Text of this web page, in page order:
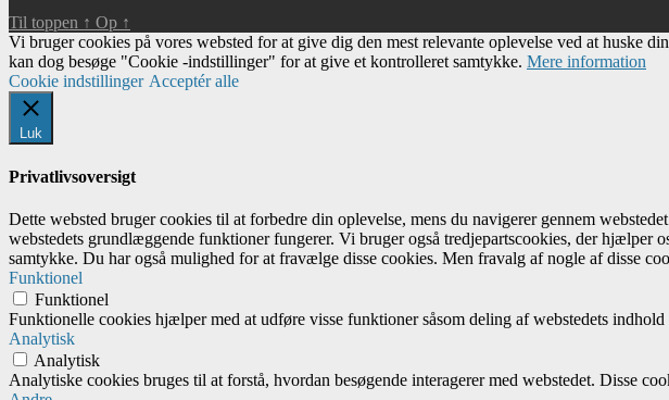
Til toppen ↑ Op ↑
Vi bruger cookies på vores websted for at give dig den mest relevante oplevelse ved at huske
kan dog besøge "Cookie -indstillinger" for at give et kontrolleret samtykke. Mere information
Cookie indstillinger Acceptér alle
Luk
Privatlivsoversigt
Dette websted bruger cookies til at forbedre din oplevelse, mens du navigerer gennem
webstedets grundlæggende funktioner fungerer. Vi bruger også tredjepartscookies, der hjælper
samtykke. Du har også mulighed for at fravælge disse cookies. Men fravalg af nogle af disse
Funktionel
Funktionel
Funktionelle cookies hjælper med at udføre visse funktioner såsom deling af webstedets
Analytisk
Analytisk
Analytiske cookies bruges til at forstå, hvordan besøgende interagerer med webstedet. Disse